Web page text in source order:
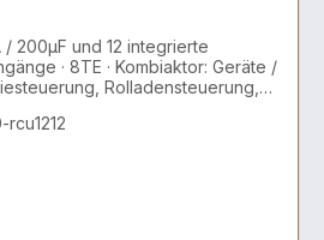
/ 200µF und 12 integrierte
· 8TE · Kombiaktor: Geräte /
Rolladensteuerung,
rcu1212